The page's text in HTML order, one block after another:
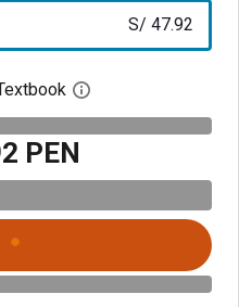
S/ 47.92
Abre el cuadro de
PEN